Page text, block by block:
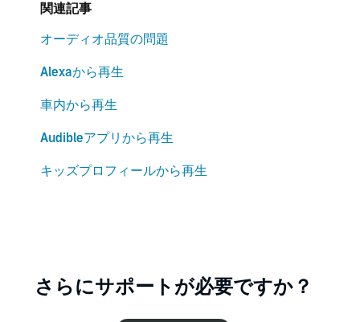
関連記事
オーディオ品質の問題
Alexaから再生
車内から再生
Audibleアプリから再生
キッズプロフィールから再生
さらにサポートが必要ですか？